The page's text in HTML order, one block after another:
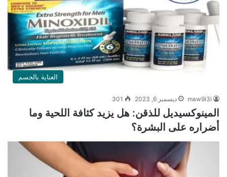
العناية بالجسم
maw9i3i ديسمبر 6, 2023 301
المينوكسيديل للذقن: هل يزيد كثافة اللحية وما
أضراره على البشرة؟